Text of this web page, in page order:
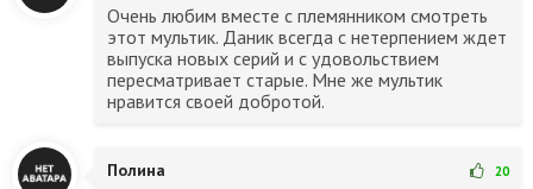
Очень любим вместе с племянником смотреть
этот мультик. Даник всегда с нетерпением ждет
выпуска новых серий и с удовольствием
пересматривает старые. Мне же мультик
нравится своей добротой.
Полина 20